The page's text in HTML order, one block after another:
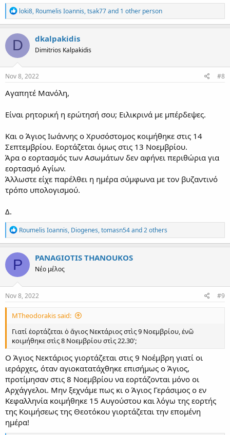
R
e
a
c
t
i
o
n
s
loki8, Roumelis Ioannis,tsak77and 1 other person
D dkalpakidis
Dimitrios Kalpakidis
Nov 8, 2022 #8
Αγαπητέ Μανόλη,
Είναι ρητορική η ερώτησή σου; Ειλικρινά με μπέρδεψες.
Και ο Άγιος Ιωάννης ο Χρυσόστομος κοιμήθηκε στις 14
Σεπτεμβρίου. Εορτάζεται όμως στις 13 Νοεμβρίου.
Άρα ο εορτασμός των Ασωμάτων δεν αφήνει περιθώρια για
εορτασμό Αγίων.
Άλλωστε είχε παρέλθει η ημέρα σύμφωνα με τον βυζαντινό
τρόπο υπολογισμού.
Δ.
R
e
a
c
t
o
n
s
Roumelis Ioannis, Diogenes,tomasn54and 2 others
P PANAGIOTIS THANOUKOS
Νέο μέλος
Nov 8, 2022 #9
MTheodorakis said:
Γιατί ἑορτάζεται ὁ ἅγιος Νεκτάριος στὶς 9 Νοεμβρίου, ἐνῶ
κοιμήθηκε στὶς 8 Νοεμβρίου στὶς 22.30';
Ο Άγιος Νεκτάριος γιορτάζεται στις 9 Νοέμβρη γιατί οι
ιεράρχες, όταν αγιοκατατάχθηκε επισήμως ο Άγιος,
προτίμησαν στις 8 Νοεμβρίου να εορτάζονται μόνο οι
Αρχάγγελοι. Μην ξεχνάμε πως κι ο Άγιος Γεράσιμος ο εν
Κεφαλληνία κοιμήθηκε 15 Αυγούστου και λόγω της εορτής
της Κοιμήσεως της Θεοτόκου γιορτάζεται την επομένη
ημέρα!